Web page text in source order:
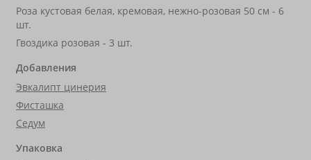
Роза кустовая белая, кремовая, нежно-розовая 50 см - 6
шт.
Гвоздика розовая - 3 шт.
Добавления
Эвкалипт цинерия
Фисташка
Седум
Упаковка